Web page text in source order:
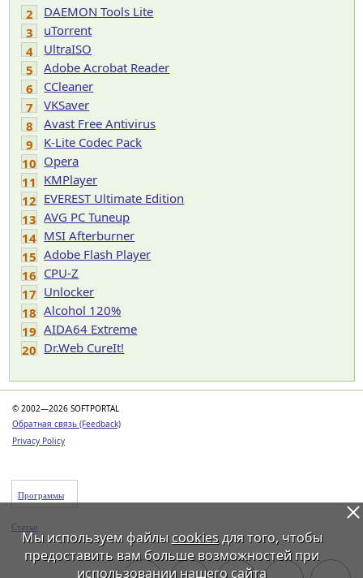
2
DAEMON Tools Lite
3
uTorrent
4
UltraISO
5
Adobe Acrobat Reader
6
CCleaner
7
VKSaver
8
Avast Free Antivirus
9
K-Lite Codec Pack
10 Opera
11 KMPlayer
12 EVEREST Ultimate Edition
13 AVG PC Tuneup
14 MSI Afterburner
15 Adobe Flash Player
16 CPU-Z
17 Unlocker
18 Alcohol 120%
19 AIDA64 Extreme
20 Dr.Web CureIt!
© 2002—2026 SOFTPORTAL
Обратная связь (Feedback)
Privacy Policy
Программы
Статьи
Мы используем файлы cookiesдля того, чтобы
предоставить вам больше возможностей при
использовании нашего сайта